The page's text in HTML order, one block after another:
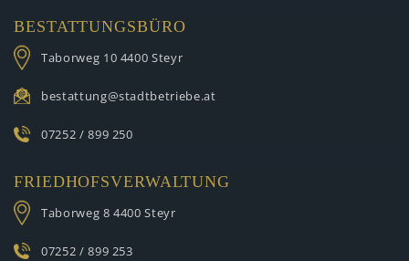
BESTATTUNGSBÜRO
Taborweg 10 4400 Steyr
bestattung@stadtbetriebe.at
07252 / 899 250
FRIEDHOFSVERWALTUNG
Taborweg 8 4400 Steyr
07252 / 899 253